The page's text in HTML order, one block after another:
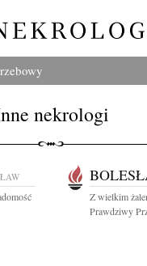
nekrologi
Z wielkim
Prawdziwy